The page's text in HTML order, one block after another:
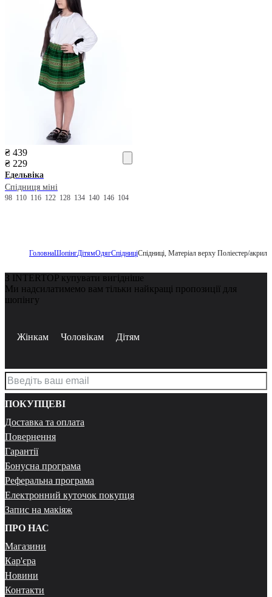
₴ 439
₴ 229
Едельвіка
Спідниця міні
98 110 116 122 128 134 140 146 104
ГоловнаШопінгДітямОдягСпідниціСпідниці, Матеріал верху Поліестер/акрил
З INTERTOP купувати вигідніше
Ми надсилатимемо вам тільки найкращі пропозиції для
шопінгу
Жінкам Чоловікам Дітям
ПОКУПЦЕВІ
Доставка та оплата
Повернення
Гарантії
Бонусна програма
Реферальна програма
Електронний куточок покупця
Запис на макіяж
ПРО НАС
Магазини
Кар'єра
Новини
Контакти